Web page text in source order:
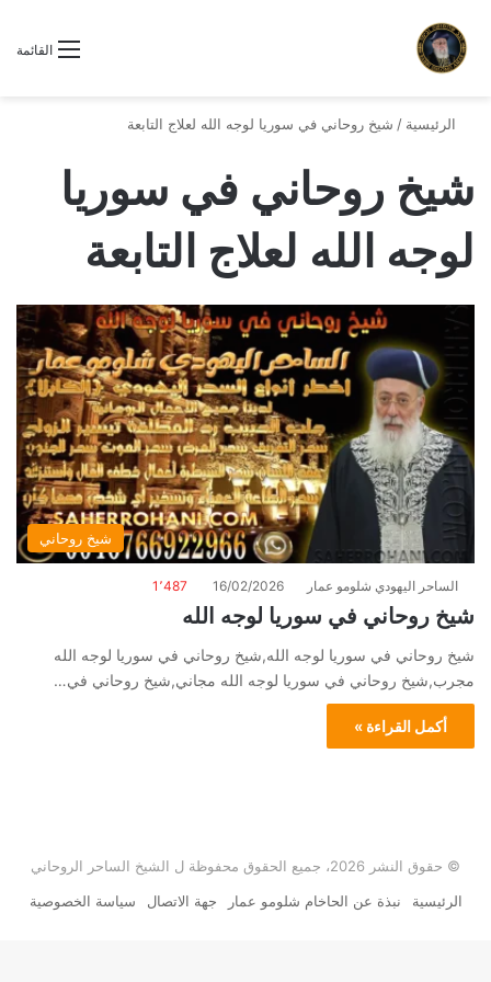
القائمة
الرئيسية / شيخ روحاني في سوريا لوجه الله لعلاج التابعة
شيخ روحاني في سوريا
لوجه الله لعلاج التابعة
شيخ روحاني
الساحر اليهودي شلومو عمار 16/02/2026 1٬487
شيخ روحاني في سوريا لوجه الله
شيخ روحاني في سوريا لوجه الله,شيخ روحاني في سوريا لوجه الله
مجرب,شيخ روحاني في سوريا لوجه الله مجاني,شيخ روحاني في…
أكمل القراءة »
© حقوق النشر 2026، جميع الحقوق محفوظة ل الشيخ الساحر الروحاني
الرئيسية
نبذة عن الحاخام شلومو عمار جهة الاتصال سياسة الخصوصية